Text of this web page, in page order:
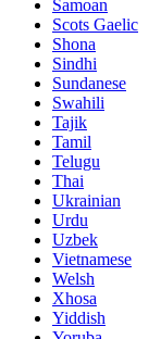
Samoan
Scots Gaelic
Shona
Sindhi
Sundanese
Swahili
Tajik
Tamil
Telugu
Thai
Ukrainian
Urdu
Uzbek
Vietnamese
Welsh
Xhosa
Yiddish